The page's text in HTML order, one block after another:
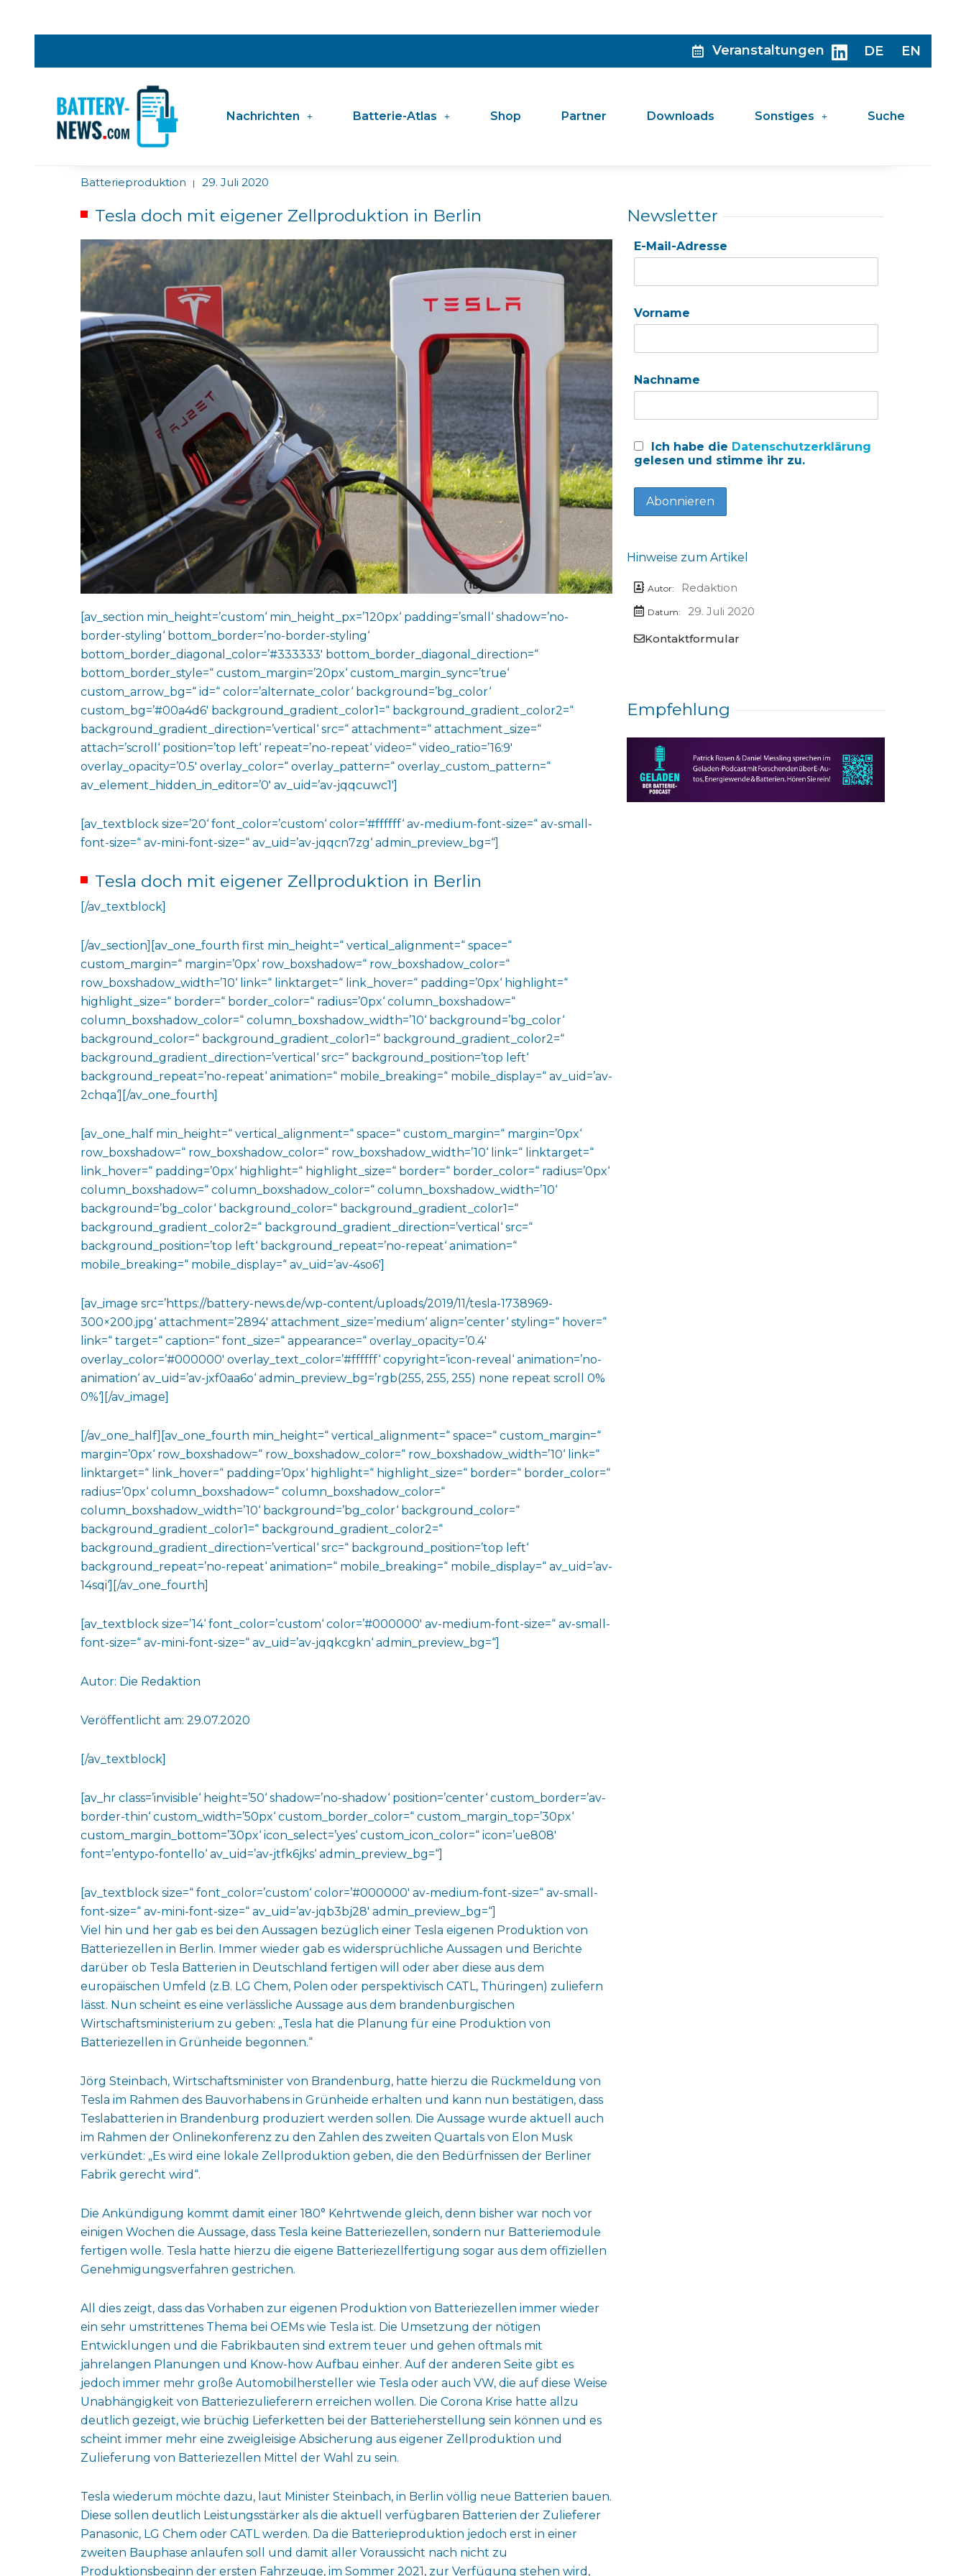
Veranstaltungen DE EN
Nachrichten Batterie-Atlas Shop Partner Downloads Sonstiges Suche
Batterieproduktion | 29. Juli 2020
Tesla doch mit eigener Zellproduktion in Berlin
[av_section min_height=’custom‘ min_height_px=’120px‘ padding=’small‘ shadow=’no-
border-styling‘ bottom_border=’no-border-styling‘
bottom_border_diagonal_color=’#333333′ bottom_border_diagonal_direction=“
bottom_border_style=“ custom_margin=’20px‘ custom_margin_sync=’true‘
custom_arrow_bg=“ id=“ color=’alternate_color‘ background=’bg_color‘
custom_bg=’#00a4d6′ background_gradient_color1=“ background_gradient_color2=“
background_gradient_direction=’vertical‘ src=“ attachment=“ attachment_size=“
attach=’scroll‘ position=’top left‘ repeat=’no-repeat‘ video=“ video_ratio=’16:9′
overlay_opacity=’0.5′ overlay_color=“ overlay_pattern=“ overlay_custom_pattern=“
av_element_hidden_in_editor=’0′ av_uid=’av-jqqcuwc1′]
[av_textblock size=’20‘ font_color=’custom‘ color=’#ffffff‘ av-medium-font-size=“ av-small-
font-size=“ av-mini-font-size=“ av_uid=’av-jqqcn7zg‘ admin_preview_bg=“]
Tesla doch mit eigener Zellproduktion in Berlin
[/av_textblock]
[/av_section][av_one_fourth first min_height=“ vertical_alignment=“ space=“
custom_margin=“ margin=’0px‘ row_boxshadow=“ row_boxshadow_color=“
row_boxshadow_width=’10‘ link=“ linktarget=“ link_hover=“ padding=’0px‘ highlight=“
highlight_size=“ border=“ border_color=“ radius=’0px‘ column_boxshadow=“
column_boxshadow_color=“ column_boxshadow_width=’10‘ background=’bg_color‘
background_color=“ background_gradient_color1=“ background_gradient_color2=“
background_gradient_direction=’vertical‘ src=“ background_position=’top left‘
background_repeat=’no-repeat‘ animation=“ mobile_breaking=“ mobile_display=“ av_uid=’av-
2chqa‘][/av_one_fourth]
[av_one_half min_height=“ vertical_alignment=“ space=“ custom_margin=“ margin=’0px‘
row_boxshadow=“ row_boxshadow_color=“ row_boxshadow_width=’10‘ link=“ linktarget=“
link_hover=“ padding=’0px‘ highlight=“ highlight_size=“ border=“ border_color=“ radius=’0px‘
column_boxshadow=“ column_boxshadow_color=“ column_boxshadow_width=’10‘
background=’bg_color‘ background_color=“ background_gradient_color1=“
background_gradient_color2=“ background_gradient_direction=’vertical‘ src=“
background_position=’top left‘ background_repeat=’no-repeat‘ animation=“
mobile_breaking=“ mobile_display=“ av_uid=’av-4so6′]
[av_image src=’https://battery-news.de/wp-content/uploads/2019/11/tesla-1738969-
300×200.jpg‘ attachment=’2894′ attachment_size=’medium‘ align=’center‘ styling=“ hover=“
link=“ target=“ caption=“ font_size=“ appearance=“ overlay_opacity=’0.4′
overlay_color=’#000000′ overlay_text_color=’#ffffff‘ copyright=’icon-reveal‘ animation=’no-
animation‘ av_uid=’av-jxf0aa6o‘ admin_preview_bg=’rgb(255, 255, 255) none repeat scroll 0%
0%‘][/av_image]
[/av_one_half][av_one_fourth min_height=“ vertical_alignment=“ space=“ custom_margin=“
margin=’0px‘ row_boxshadow=“ row_boxshadow_color=“ row_boxshadow_width=’10‘ link=“
linktarget=“ link_hover=“ padding=’0px‘ highlight=“ highlight_size=“ border=“ border_color=“
radius=’0px‘ column_boxshadow=“ column_boxshadow_color=“
column_boxshadow_width=’10‘ background=’bg_color‘ background_color=“
background_gradient_color1=“ background_gradient_color2=“
background_gradient_direction=’vertical‘ src=“ background_position=’top left‘
background_repeat=’no-repeat‘ animation=“ mobile_breaking=“ mobile_display=“ av_uid=’av-
14sqi‘][/av_one_fourth]
[av_textblock size=’14‘ font_color=’custom‘ color=’#000000′ av-medium-font-size=“ av-small-
font-size=“ av-mini-font-size=“ av_uid=’av-jqqkcgkn‘ admin_preview_bg=“]
Autor: Die Redaktion
Veröffentlicht am: 29.07.2020
[/av_textblock]
[av_hr class=’invisible‘ height=’50‘ shadow=’no-shadow‘ position=’center‘ custom_border=’av-
border-thin‘ custom_width=’50px‘ custom_border_color=“ custom_margin_top=’30px‘
custom_margin_bottom=’30px‘ icon_select=’yes‘ custom_icon_color=“ icon=’ue808′
font=’entypo-fontello‘ av_uid=’av-jtfk6jks‘ admin_preview_bg=“]
[av_textblock size=“ font_color=’custom‘ color=’#000000′ av-medium-font-size=“ av-small-
font-size=“ av-mini-font-size=“ av_uid=’av-jqb3bj28′ admin_preview_bg=“]
Viel hin und her gab es bei den Aussagen bezüglich einer Tesla eigenen Produktion von
Batteriezellen in Berlin. Immer wieder gab es widersprüchliche Aussagen und Berichte
darüber ob Tesla Batterien in Deutschland fertigen will oder aber diese aus dem
europäischen Umfeld (z.B. LG Chem, Polen oder perspektivisch CATL, Thüringen) zuliefern
lässt. Nun scheint es eine verlässliche Aussage aus dem brandenburgischen
Wirtschaftsministerium zu geben: „Tesla hat die Planung für eine Produktion von
Batteriezellen in Grünheide begonnen.“
Jörg Steinbach, Wirtschaftsminister von Brandenburg, hatte hierzu die Rückmeldung von
Tesla im Rahmen des Bauvorhabens in Grünheide erhalten und kann nun bestätigen, dass
Teslabatterien in Brandenburg produziert werden sollen. Die Aussage wurde aktuell auch
im Rahmen der Onlinekonferenz zu den Zahlen des zweiten Quartals von Elon Musk
verkündet: „Es wird eine lokale Zellproduktion geben, die den Bedürfnissen der Berliner
Fabrik gerecht wird“.
Die Ankündigung kommt damit einer 180° Kehrtwende gleich, denn bisher war noch vor
einigen Wochen die Aussage, dass Tesla keine Batteriezellen, sondern nur Batteriemodule
fertigen wolle. Tesla hatte hierzu die eigene Batteriezellfertigung sogar aus dem offiziellen
Genehmigungsverfahren gestrichen.
All dies zeigt, dass das Vorhaben zur eigenen Produktion von Batteriezellen immer wieder
ein sehr umstrittenes Thema bei OEMs wie Tesla ist. Die Umsetzung der nötigen
Entwicklungen und die Fabrikbauten sind extrem teuer und gehen oftmals mit
jahrelangen Planungen und Know-how Aufbau einher. Auf der anderen Seite gibt es
jedoch immer mehr große Automobilhersteller wie Tesla oder auch VW, die auf diese Weise
Unabhängigkeit von Batteriezulieferern erreichen wollen. Die Corona Krise hatte allzu
deutlich gezeigt, wie brüchig Lieferketten bei der Batterieherstellung sein können und es
scheint immer mehr eine zweigleisige Absicherung aus eigener Zellproduktion und
Zulieferung von Batteriezellen Mittel der Wahl zu sein.
Tesla wiederum möchte dazu, laut Minister Steinbach, in Berlin völlig neue Batterien bauen.
Diese sollen deutlich Leistungsstärker als die aktuell verfügbaren Batterien der Zulieferer
Panasonic, LG Chem oder CATL werden. Da die Batterieproduktion jedoch erst in einer
zweiten Bauphase anlaufen soll und damit aller Voraussicht nach nicht zu
Produktionsbeginn der ersten Fahrzeuge, im Sommer 2021, zur Verfügung stehen wird,
Newsletter
E-Mail-Adresse
Vorname
Nachname
Ich habe die Datenschutzerklärung
gelesen und stimme ihr zu.
Hinweise zum Artikel
Autor: Redaktion
Datum:
29. Juli 2020
Kontaktformular
Empfehlung